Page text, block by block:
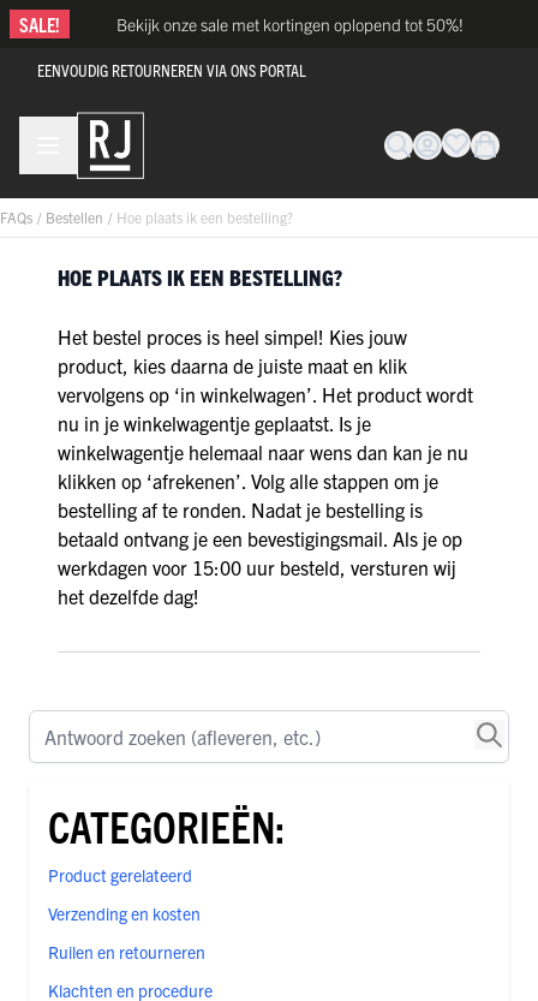
Ga naar de inhoud
SALE! Bekijk onze sale met kortingen oplopend tot 50%!
EENVOUDIG RETOURNEREN VIA ONS PORTAL
FAQs / Bestellen / Hoe plaats ik een bestelling?
HOE PLAATS IK EEN BESTELLING?
Het bestel proces is heel simpel! Kies jouw
product, kies daarna de juiste maat en klik
vervolgens op ‘in winkelwagen’. Het product wordt
nu in je winkelwagentje geplaatst. Is je
winkelwagentje helemaal naar wens dan kan je nu
klikken op ‘afrekenen’. Volg alle stappen om je
bestelling af te ronden. Nadat je bestelling is
betaald ontvang je een bevestigingsmail. Als je op
werkdagen voor 15:00 uur besteld, versturen wij
het dezelfde dag!
CATEGORIEËN:
Product gerelateerd
Verzending en kosten
Ruilen en retourneren
Klachten en procedure